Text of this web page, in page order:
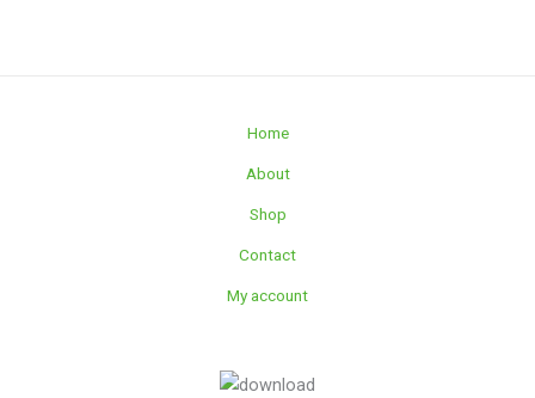
Home
About
Shop
Contact
My account